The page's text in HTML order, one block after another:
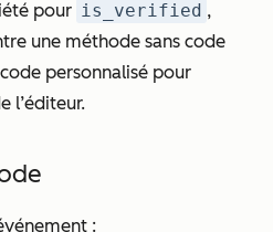
pour is_verified ,
une méthode sans code
personnalisé pour
l’éditeur.
: